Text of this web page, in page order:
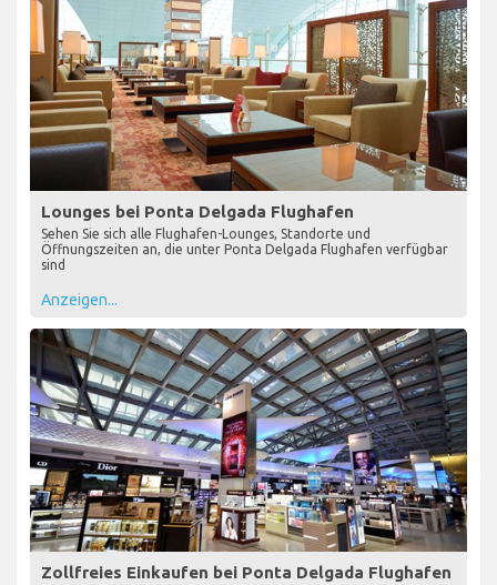
Lounges bei Ponta Delgada Flughafen
Sehen Sie sich alle Flughafen-Lounges, Standorte und
Öffnungszeiten an, die unter Ponta Delgada Flughafen verfügbar
sind
Anzeigen...
Zollfreies Einkaufen bei Ponta Delgada Flughafen